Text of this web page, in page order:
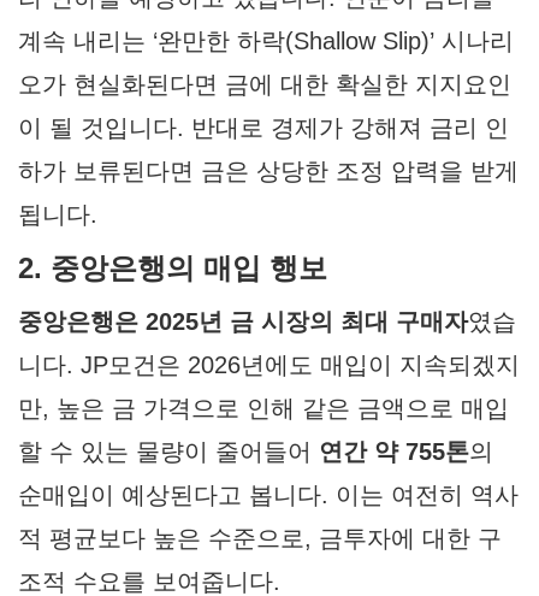
계속 내리는 ‘완만한 하락(Shallow Slip)’ 시나리
오가 현실화된다면 금에 대한 확실한 지지요인
이 될 것입니다. 반대로 경제가 강해져 금리 인
하가 보류된다면 금은 상당한 조정 압력을 받게
됩니다.
2. 중앙은행의 매입 행보
중앙은행은 2025년 금 시장의 최대 구매자였습
니다. JP모건은 2026년에도 매입이 지속되겠지
만, 높은 금 가격으로 인해 같은 금액으로 매입
할 수 있는 물량이 줄어들어 연간 약 755톤의
순매입이 예상된다고 봅니다. 이는 여전히 역사
적 평균보다 높은 수준으로, 금투자에 대한 구
조적 수요를 보여줍니다.